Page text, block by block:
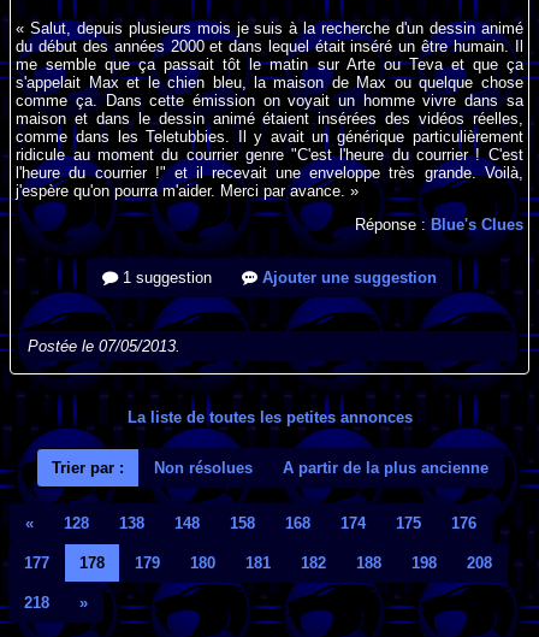
« Salut, depuis plusieurs mois je suis à la recherche d'un dessin animé
du début des années 2000 et dans lequel était inséré un être humain. Il
me semble que ça passait tôt le matin sur Arte ou Teva et que ça
s'appelait Max et le chien bleu, la maison de Max ou quelque chose
comme ça. Dans cette émission on voyait un homme vivre dans sa
maison et dans le dessin animé étaient insérées des vidéos réelles,
comme dans les Teletubbies. Il y avait un générique particulièrement
ridicule au moment du courrier genre "C'est l'heure du courrier ! C'est
l'heure du courrier !" et il recevait une enveloppe très grande. Voilà,
j'espère qu'on pourra m'aider. Merci par avance. »
Réponse :Blue's Clues
1 suggestion Ajouter une suggestion
Postée le 07/05/2013.
La liste de toutes les petites annonces
Trier par : Non résolues A partir de la plus ancienne
« 128 138 148 158 168 174 175 176
177 178 179 180 181 182 188 198 208
218 »